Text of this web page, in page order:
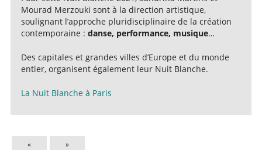
Mourad Merzouki sont à la direction artistique,
soulignant l’approche pluridisciplinaire de la création
contemporaine : danse, performance, musique…
Des capitales et grandes villes d’Europe et du monde
entier, organisent également leur Nuit Blanche.
La Nuit Blanche à Paris
« »